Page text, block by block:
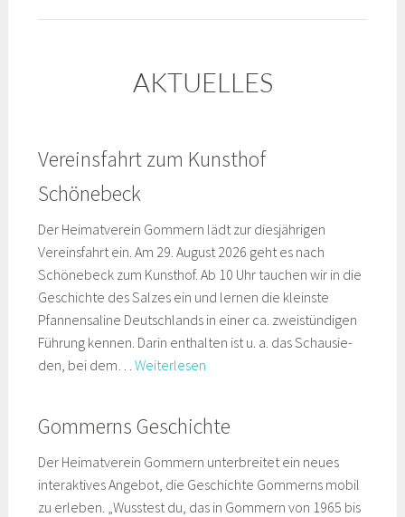
AKTUELLES
Vereinsfahrt zum Kunsthof
Schönebeck
Der Heimatverein Gommern lädt zur diesjähri­gen
Vereinsfahrt ein. Am 29. August 2026 geht es nach
Schönebeck zum Kunsthof. Ab 10 Uhr tauchen wir in die
Geschichte des Salzes ein und lernen die kleinste
Pfannensaline Deutschlands in einer ca. zweistündigen
Führung kennen. Darin enthalten ist u. a. das Schausie­
den, bei dem… WeiterlesenVereinsfahrt
Schönebeck
Gommerns Geschichte
Der Heimatverein Gommern unterbreitet ein neues
interaktives Angebot, die Geschichte Gommerns mobil
zu erleben. „Wusstest du, das in Gommern von 1965 bis